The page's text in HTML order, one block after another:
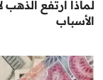
الأسباب